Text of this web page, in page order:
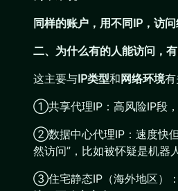
同样的账户，用不同IP ，访
二、为什么有的人能访问，
这主要与IP类型和 网络环境有
①共享代理IP：高风险IP段
②数据中心代理IP：速度快
然访问”，比如被怀疑是机器
③住宅静态IP（海外地区）